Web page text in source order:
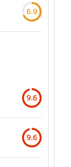
6.9
9.6
9.6